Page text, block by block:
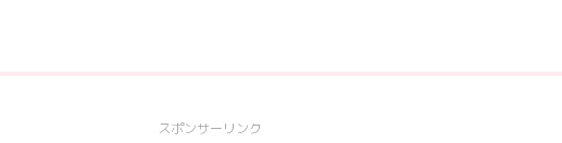
スポンサーリンク